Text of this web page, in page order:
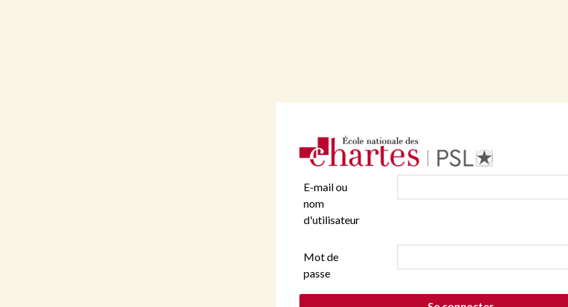
E-mail ou
nom
d'utilisateur
Mot de
passe